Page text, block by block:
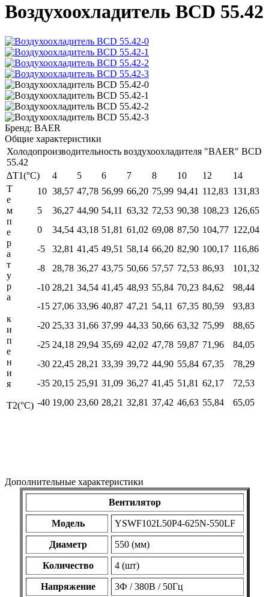
Воздухоохладитель ВСD 55.42
Бренд: BAER
Общие характеристики
Холодопроизводительность воздухоохладителя "BAER" BCD
55.42
∆T1(°С)
4 5 6 7 8 10 12
14
Т
е
м
п
е
р
а
т
у
р
а
к
и
п
е
н
и
я
Т2(°С)
10 38,57 47,78 56,99 66,20 75,99 94,41 112,83 131,83
5
36,27 44,90 54,11 63,32 72,53 90,38 108,23 126,65
0
34,54 43,18 51,81 61,02 69,08 87,50 104,77 122,04
-5
32,81 41,45 49,51 58,14 66,20 82,90 100,17 116,86
-8
28,78 36,27 43,75 50,66 57,57 72,53 86,93
101,32
-10 28,21 34,54 41,45 48,93 55,84 70,23 84,62
98,44
-15 27,06 33,96 40,87 47,21 54,11 67,35 80,59
93,83
-20 25,33 31,66 37,99 44,33 50,66 63,32 75,99
88,65
-25 24,18 29,94 35,69 42,02 47,78 59,87 71,96
84,05
-30 22,45 28,21 33,39 39,72 44,90 55,84 67,35
78,29
-35 20,15 25,91 31,09 36,27 41,45 51,81 62,17
72,53
-40 19,00 23,60 28,21 32,81 37,42 46,63 55,84 65,05
Дополнительные характеристики
Вентилятор
Модель YSWF102L50P4-625N-550LF
Диаметр 550 (мм)
Количество 4 (шт)
Напряжение 3Ф / 380В / 50Гц